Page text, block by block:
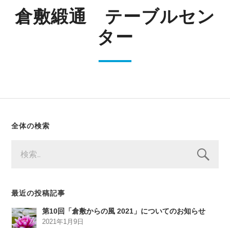
倉敷緞通 テーブルセン
ター
全体の検索
索:
最近の投稿記事
第10回「倉敷からの風 2021」についてのお知らせ
2021年1月9日